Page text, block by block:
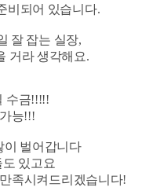
비되어 있습니다.
잘 잡는 실장,
거라생각해요.
수금!!!!!
능!!!
이 벌어갑니다
도 있고요
만족시켜드리겠습니다!